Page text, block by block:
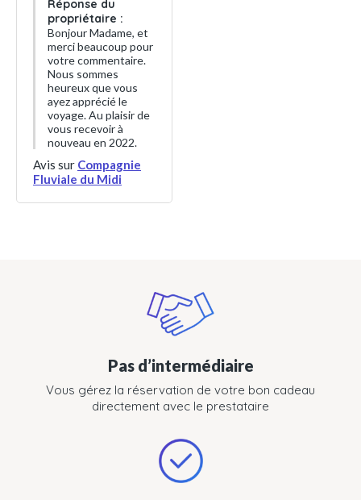
Réponse du
propriétaire :
Bonjour Madame, et
merci beaucoup pour
votre commentaire.
Nous sommes
heureux que vous
ayez apprécié le
voyage. Au plaisir de
vous recevoir à
nouveau en 2022.
Avis sur Compagnie
Fluviale du Midi
Pas d’intermédiaire
Vous gérez la réservation de votre bon cadeau
directement avec le prestataire